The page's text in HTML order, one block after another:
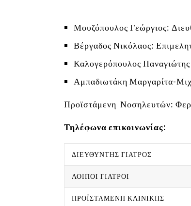
Μουζόπουλος Γεώργιος:
Βέργαδος Νικόλαος:
Καλογερόπουλος
Αμπαδιωτάκη Μαργαρίτα-
Προϊστάμενη Νοσηλευτών:
Τηλέφωνα επικοινωνίας:
ΔΙΕΥΘΥΝΤΗΣ ΓΙΑΤΡΟΣ
ΛΟΙΠΟΙ ΓΙΑΤΡΟΙ
ΠΡΟΪΣΤΑΜΕΝΗ ΚΛΙΝΙΚΗΣ